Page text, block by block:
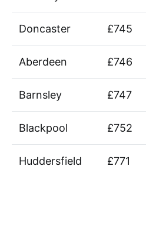
Doncaster £745
Aberdeen £746
Barnsley £747
Blackpool £752
Huddersfield £771